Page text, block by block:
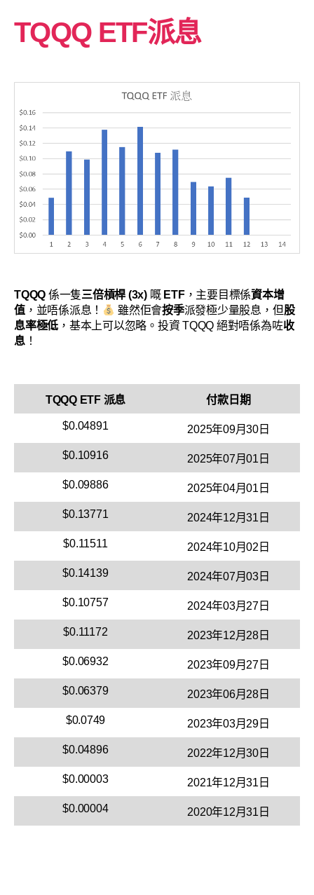
TQQQ ETF派息
TQQQ 係一隻三倍槓桿 (3x)嘅 ETF，主要目標係資本增
值，並唔係派息！ 雖然佢會按季派發極少量股息，但股
息率極低 ，基本上可以忽略。投資 TQQQ 絕對唔係為咗收
息！
TQQQ ETF 派息 付款日期
$0.04891 2025年09月30日
$0.10916 2025年07月01日
$0.09886 2025年04月01日
$0.13771 2024年12月31日
$0.11511 2024年10月02日
$0.14139 2024年07月03日
$0.10757 2024年03月27日
$0.11172 2023年12月28日
$0.06932 2023年09月27日
$0.06379 2023年06月28日
$0.0749 2023年03月29日
$0.04896 2022年12月30日
$0.00003 2021年12月31日
$0.00004 2020年12月31日